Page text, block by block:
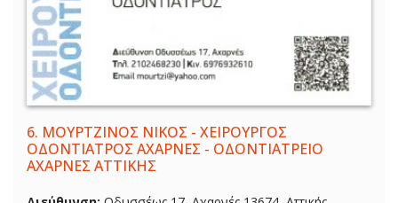
6. ΜΟΥΡΤΖΙΝΟΣ ΝΙΚΟΣ - ΧΕΙΡΟΥΡΓΟΣ
ΟΔΟΝΤΙΑΤΡΟΣ ΑΧΑΡΝΕΣ - ΟΔΟΝΤΙΑΤΡΕΙΟ
ΑΧΑΡΝΕΣ ΑΤΤΙΚΗΣ